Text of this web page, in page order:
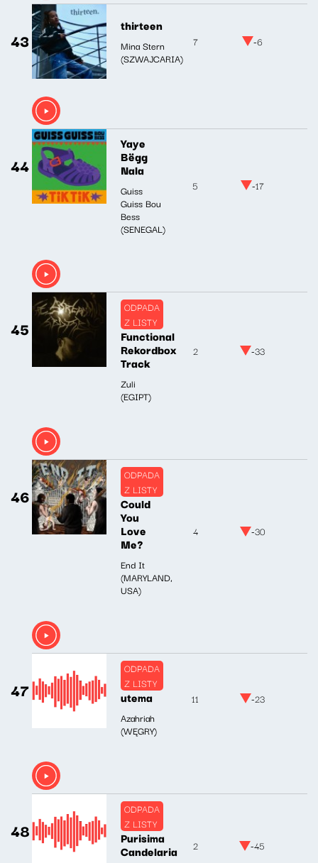
43
thirteen
Mina Stern
(SZWAJCARIA)
7 -6
44
Yaye
Bëgg
Nala
Guiss
Guiss Bou
Bess
(SENEGAL)
5 -17
45
ODPADA
Z LISTY
Functional
Rekordbox
Track
Zuli
(EGIPT)
2 -33
46
ODPADA
Z LISTY
Could
You
Love
Me?
End It
(MARYLAND,
USA)
4 -30
47
ODPADA
Z LISTY
utema
Azahriah
(WĘGRY)
11 -23
48
ODPADA
Z LISTY
Purisima
Candelaria 2 -45